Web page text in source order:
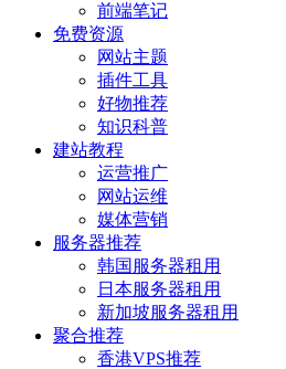
前端笔记
免费资源
网站主题
插件工具
好物推荐
知识科普
建站教程
运营推广
网站运维
媒体营销
服务器推荐
韩国服务器租用
日本服务器租用
新加坡服务器租用
聚合推荐
香港VPS推荐